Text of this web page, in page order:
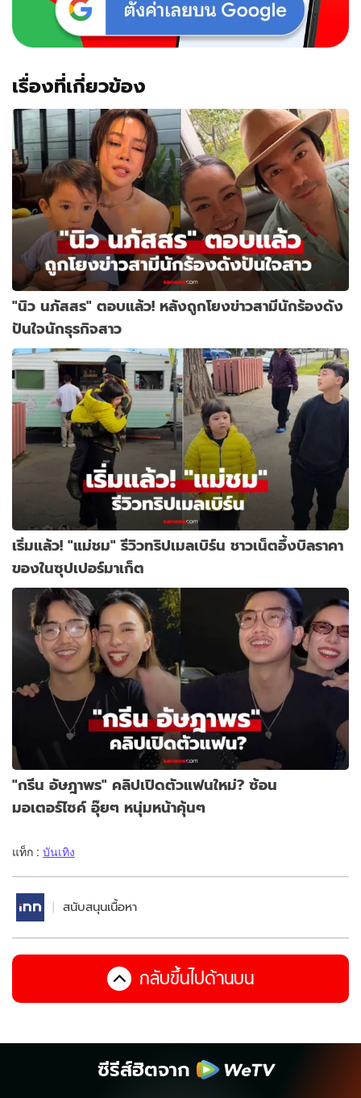
เรื่องที่เกี่ยวข้อง
"นิว นภัสสร" ตอบแล้ว! หลังถูกโยงข่าวสามีนักร้องดัง
ปันใจนักธุรกิจสาว
เริ่มแล้ว! "แม่ชม" รีวิวทริปเมลเบิร์น ชาวเน็ตอึ้งบิลราคา
ของในซุปเปอร์มาเก็ต
"กรีน อัษฎาพร" คลิปเปิดตัวแฟนใหม่? ซ้อน
มอเตอร์ไซค์ อุ๊ยๆ หนุ่มหน้าคุ้นๆ
แท็ก : บันเทิง
สนับสนุนเนื้อหา
กลับขึ้นไปด้านบน
ซีรีส์ฮิตจาก